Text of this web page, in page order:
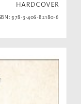
HARDCOVER
978-3-406-82180-6